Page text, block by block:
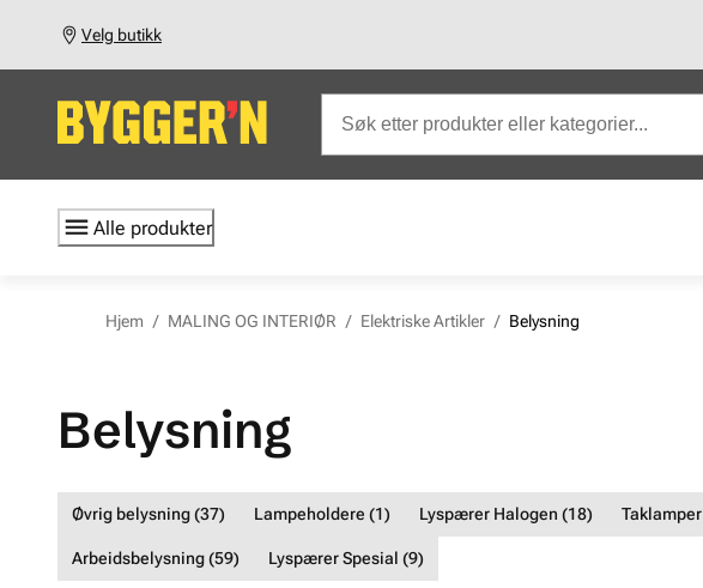
Velg butikk
Alle produkter
Hjem / MALING OG INTERIØR / Elektriske Artikler / Belysning
Belysning
Øvrig belysning (37) Lampeholdere (1) Lyspærer Halogen (18) Taklamper
Arbeidsbelysning (59) Lyspærer Spesial (9)